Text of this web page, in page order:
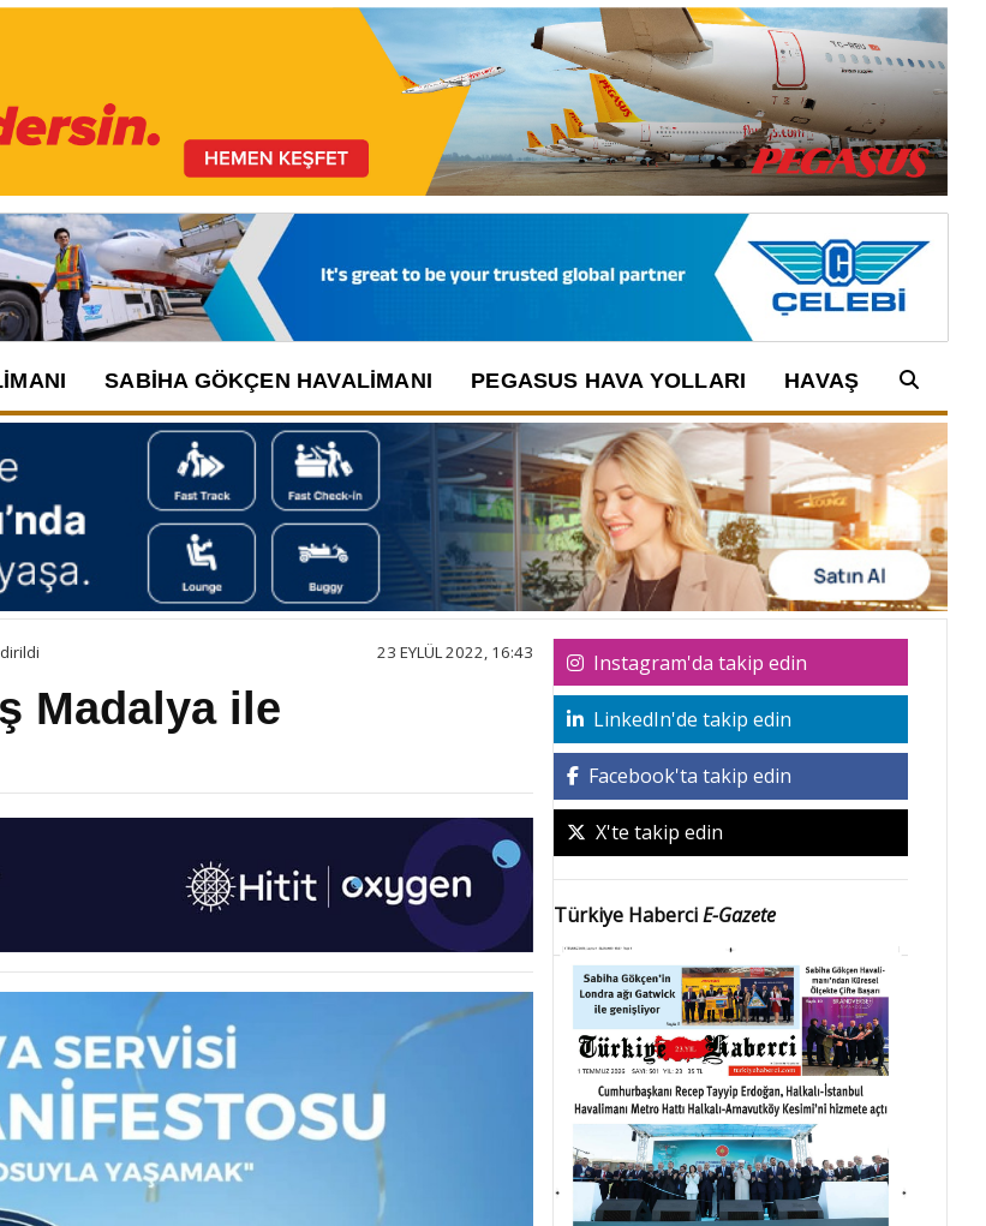
SABIHA GÖKÇEN HAVALIMANI PEGASUS HAVA YOLLARI HAVAŞ
Arama:
23 EYLÜL 2022, 16:43
Madalya ile
Instagram'da takip edin
LinkedIn'de takip edin
Facebook'ta takip edin
X'te takip edin
Türkiye HaberciE-Gazete